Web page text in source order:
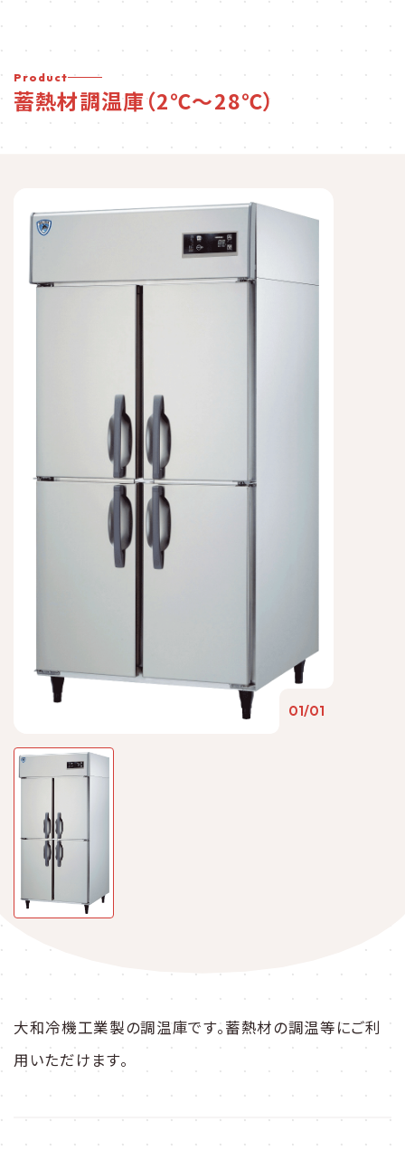
Product
蓄熱材調温庫（2℃～28℃）
01/01
大和冷機工業製の調温庫です。蓄熱材の調温等にご利
用いただけます。